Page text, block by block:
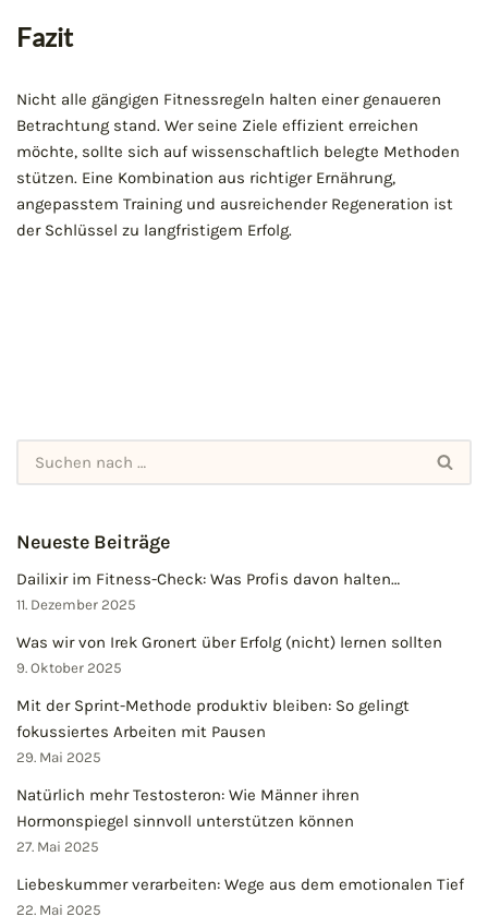
Fazit
Nicht alle gängigen Fitnessregeln halten einer genaueren
Betrachtung stand. Wer seine Ziele effizient erreichen
möchte, sollte sich auf wissenschaftlich belegte Methoden
stützen. Eine Kombination aus richtiger Ernährung,
angepasstem Training und ausreichender Regeneration ist
der Schlüssel zu langfristigem Erfolg.
Neueste Beiträge
Dailixir im Fitness-Check: Was Profis davon halten…
11. Dezember 2025
Was wir von Irek Gronert über Erfolg (nicht) lernen sollten
9. Oktober 2025
Mit der Sprint-Methode produktiv bleiben: So gelingt
fokussiertes Arbeiten mit Pausen
29. Mai 2025
Natürlich mehr Testosteron: Wie Männer ihren
Hormonspiegel sinnvoll unterstützen können
27. Mai 2025
Liebeskummer verarbeiten: Wege aus dem emotionalen Tief
22. Mai 2025